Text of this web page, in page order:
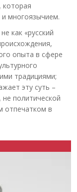
которая
и многоязычием.
как «русский
опыта в сфере
традициями;
эту суть –
политической
отпечатком в